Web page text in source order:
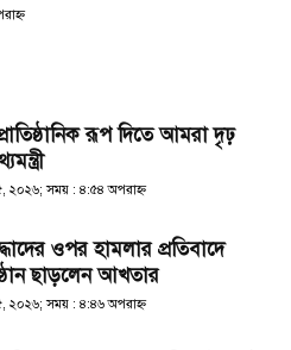
রূপ দিতে আমরা দৃঢ়
২০২৬; সময় : ৪:৫৪ অপরাহ্ণ
ওপর হামলার প্রতিবাদে
ছাড়লেন আখতার
২০২৬; সময় : ৪:৪৬ অপরাহ্ণ